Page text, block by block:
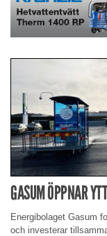
GASUM ÖPPNAR
Energibolaget Gasum
och investerar